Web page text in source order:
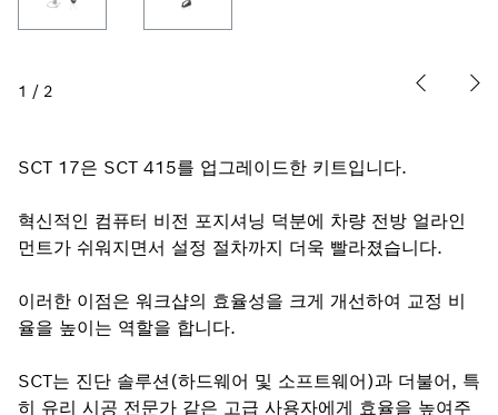
1 / 2
SCT 17은 SCT 415를 업그레이드한 키트입니다.
혁신적인 컴퓨터 비전 포지셔닝 덕분에 차량 전방 얼라인
먼트가 쉬워지면서 설정 절차까지 더욱 빨라졌습니다.
이러한 이점은 워크샵의 효율성을 크게 개선하여 교정 비
율을 높이는 역할을 합니다.
SCT는 진단 솔루션(하드웨어 및 소프트웨어)과 더불어, 특
히 유리 시공 전문가 같은 고급 사용자에게 효율을 높여주